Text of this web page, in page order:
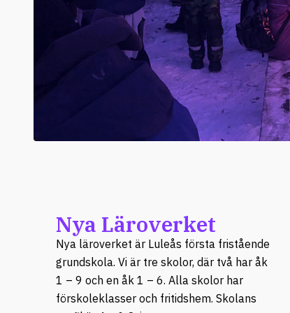
Nya Läroverket
Nya läroverket är Luleås första fristående
grundskola. Vi är tre skolor, där två har åk
1 – 9 och en åk 1 – 6. Alla skolor har
förskoleklasser och fritidshem. Skolans